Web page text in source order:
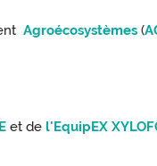
Agroécosystèmes (
et del'EquipEX